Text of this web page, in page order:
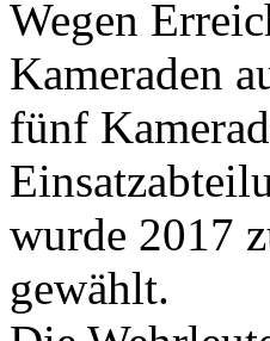
Wegen
Kameraden
fünf
wurde 2017
gewählt.